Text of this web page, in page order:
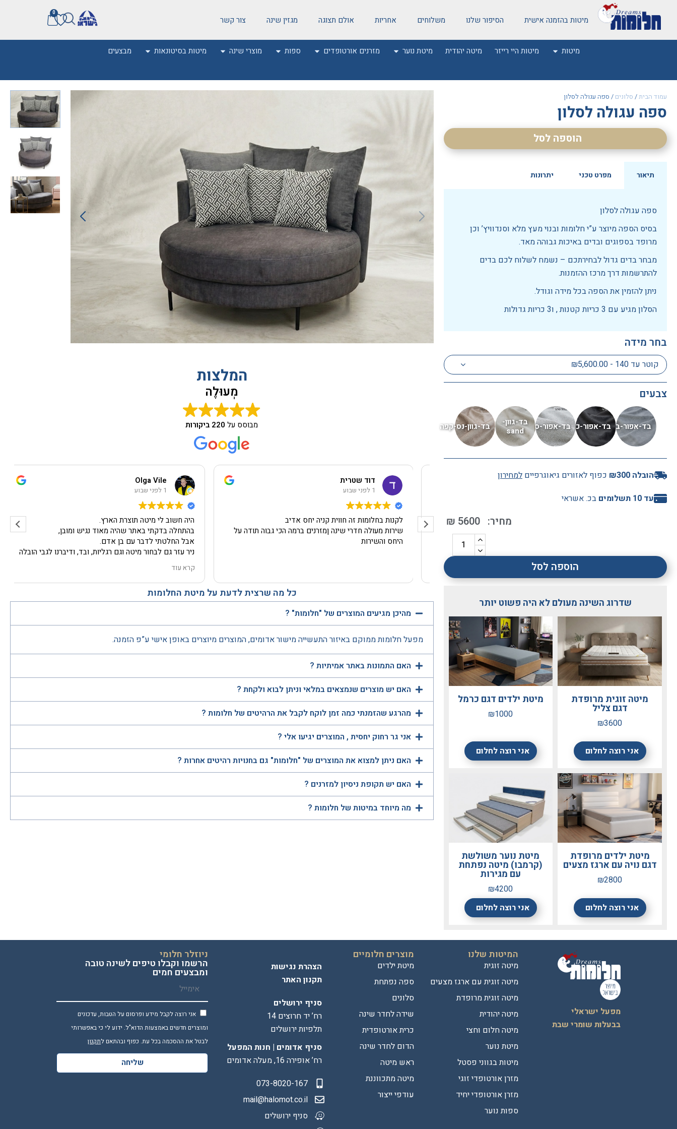
מיטות בהזמנה אישית הסיפור שלנו משלוחים אחריות אולם תצוגה מגזין שינה צור קשר
0
מיטות מיטות היי רייזר מיטה יהודית מיטת נוער מזרנים אורטופדים ספות מוצרי שינה מיטות בסיטונאות מבצעים
עמוד הבית/ סלונים / ספה עגולה לסלון
ספה עגולה לסלון
הוספה לסל
תיאור מפרט טכני יתרונות
ספה עגולה לסלון
בסיס הספה מיוצר ע”י חלומות ובנוי מעץ מלא וסנדוויץ’ וכן
מרופד בספוגים ובדים באיכות גבוהה מאד.
מבחר בדים גדול לבחירתכם – נשמח לשלוח לכם בדים
להתרשמות דרך מרכז ההזמנות.
ניתן להזמין את הספה בכל מידה וגודל.
הסלון מגיע עם 3 כריות קטנות , ו3 כריות גדולות
בחר מידה
קוטר עד 140 - ₪5,600.00
צבעים
הובלה ₪300 כפוף לאזורים גיאוגרפיים למחירון
עד 10 תשלומים
בכ. אשראי
₪ 5600
הוספה לסל
שדרוג השינה מעולם לא היה פשוט יותר
מיטה זוגית מרופדת
דגם צליל
₪3600
אני רוצה לחלום
מיטת ילדים דגם כרמל
₪1000
אני רוצה לחלום
מיטת ילדים מרופדת
דגם נויה עם ארגז מצעים
₪2800
אני רוצה לחלום
מיטת נוער משולשת
(קרמבו) מיטה נפתחת
עם מגירות
₪4200
אני רוצה לחלום
המלצות
מְעוּלֶה
מבוסס על 220 ביקורות
Olga Vile
1 לפני שבוע
היה חשוב לי מיטה תוצרת הארץ.
בהתחלה בדקתי באתר שהיה מאוד נגיש ומובן,
אבל החלטתי לדבר עם בן אדם.
ניר עזר גם לבחור מיטה וגם רגליות, ובד, ודיברנו לגבי הובלה
גם הייתי צריכה מנוף.
החבריה הגיעו בזמן, הכל מתואם.
גם פירקו ישן והוציאו, גם התקינו מיטה חדשה. בצ'יק!!!!!
והמיטה עצמה מושלמת!!!!!
גם איכות, גם שירות מכל הסוגים.
באמת הכל כמו בחלום הכי טוב!!!
ממליצה מכל הלב!!!!!
תודה ענקית שוב ושוב.
קרא עוד
דוד שטרית
1 לפני שבוע
לקנות בחלומות זה חווית קניה יחס אדיב
שירות מעולה חדרי שינה ןמזרנים ברמה הכי גבוה תודה על
היחס והשירות
Paz
שירות מעל המצופה, מיטה מדהימה, עבודת נגרות מקצועית.
כל מה שרצית לדעת על מיטת החלומות
מהיכן מגיעים המוצרים של "חלומות" ?
מפעל חלומות ממוקם באיזור התעשייה מישור אדומים, המוצרים מיוצרים באופן אישי ע”פ הזמנה.
האם התמונות באתר אמיתיות ?
האם יש מוצרים שנמצאים במלאי וניתן לבוא ולקחת ?
מהרגע שהזמנתי כמה זמן לוקח לקבל את הרהיטים של חלומות ?
אני גר רחוק יחסית , המוצרים יגיעו אלי ?
האם ניתן למצוא את המוצרים של "חלומות" גם בחנויות רהיטים אחרות ?
האם יש תקופת ניסיון למזרנים ?
מה מיוחד במיטות של חלומות ?
מפעל ישראלי
בבעלות שומרי שבת
המיטות שלנו
מיטה זוגית
מיטה זוגית עם ארגז מצעים
מיטה זוגית מרופדת
מיטה יהודית
מיטה חלום וחצי
מיטת נוער
מיטות בגווני פסטל
מזרן אורטופדי זוגי
מזרן אורטופדי יחיד
ספות נוער
מוצרים חלומיים
מיטת ילדים
ספה נפתחת
סלונים
שידה לחדר שינה
כרית אורטופדית
הדום לחדר שינה
ראש מיטה
מיטה מתכווננת
עודפי ייצור
הצהרת נגישות
תקנון האתר
סניף ירושלים
רח’ יד חרוצים 14
תלפיות ירושלים
סניף אדומים | חנות המפעל
רח’ אופירה 16, מעלה אדומים
073-8020-167
mail@halomot.co.il
סניף ירושלים
ניוזלר חלומי
הרשמו וקבלו טיפים לשינה טובה
ומבצעים חמים
אני רוצה לקבל מידע ופרסום על הטבות, עדכונים
ומוצרים חדשים באמצעות הדוא"ל. ידוע לי כי באפשרותי
לבטל את ההסכמה בכל עת. כפוף ובהתאם לתקנון
שליחה